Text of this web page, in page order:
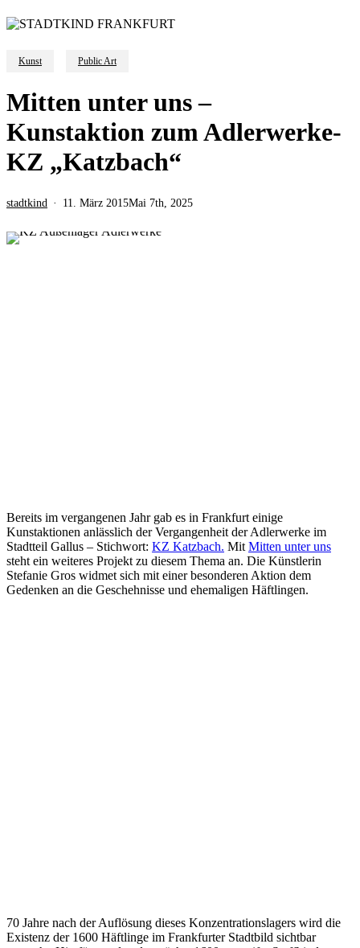
Kunst Public Art
Mitten unter uns –
Kunstaktion zum Adlerwerke-
KZ „Katzbach“
stadtkind 11. März 2015Mai 7th, 2025
Bereits im vergangenen Jahr gab es in Frankfurt einige
Kunstaktionen anlässlich der Vergangenheit der Adlerwerke im
Stadtteil Gallus – Stichwort: KZ Katzbach. Mit Mitten unter uns
steht ein weiteres Projekt zu diesem Thema an. Die Künstlerin
Stefanie Gros widmet sich mit einer besonderen Aktion dem
Gedenken an die Geschehnisse und ehemaligen Häftlingen.
70 Jahre nach der Auflösung dieses Konzentrationslagers wird die
Existenz der 1600 Häftlinge im Frankfurter Stadtbild sichtbar